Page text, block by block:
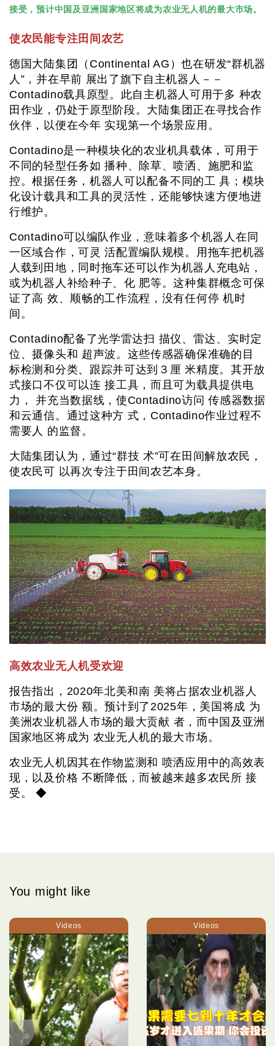
接受，预计中国及亚洲国家地区将成为农业无人机的最大市场。
使农民能专注田间农艺
德国大陆集团（Continental AG）也在研发“群机器
人”，并在早前 展出了旗下自主机器人－－
Contadino载具原型。此自主机器人可用于多 种农
田作业，仍处于原型阶段。大陆集团正在寻找合作
伙伴，以便在今年 实现第一个场景应用。
Contadino是一种模块化的农业机具载体，可用于
不同的轻型任务如 播种、除草、喷洒、施肥和监
控。根据任务，机器人可以配备不同的工 具；模块
化设计载具和工具的灵活性，还能够快速方便地进
行维护。
Contadino可以编队作业，意味着多个机器人在同
一区域合作，可灵 活配置编队规模。用拖车把机器
人载到田地，同时拖车还可以作为机器人充电站，
或为机器人补给种子、化 肥等。这种集群概念可保
证了高 效、顺畅的工作流程，没有任何停 机时
间。
Contadino配备了光学雷达扫 描仪、雷达、实时定
位、摄像头和 超声波。这些传感器确保准确的目
标检测和分类、跟踪并可达到３厘 米精度。其开放
式接口不仅可以连 接工具，而且可为载具提供电
力， 并充当数据线，使Contadino访问 传感器数据
和云通信。通过这种方 式，Contadino作业过程不
需要人 的监督。
大陆集团认为，通过“群技 术”可在田间解放农民，
使农民可 以再次专注于田间农艺本身。
高效农业无人机受欢迎
报告指出，2020年北美和南 美将占据农业机器人
市场的最大份 额。预计到了2025年，美国将成 为
美洲农业机器人市场的最大贡献 者，而中国及亚洲
国家地区将成为 农业无人机的最大市场。
农业无人机因其在作物监测和 喷洒应用中的高效表
现，以及价格 不断降低，而被越来越多农民所 接
受。 ◆
You might like
Videos Videos